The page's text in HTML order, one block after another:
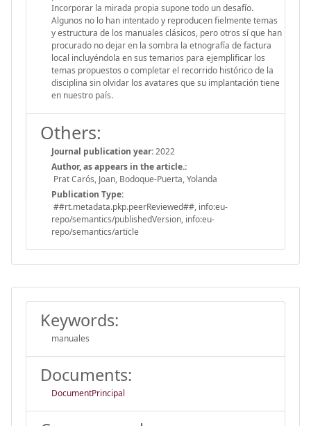
Incorporar la mirada propia supone todo un desafío.
Algunos no lo han intentado y reproducen fielmente temas
y estructura de los manuales clásicos, pero otros sí que han
procurado no dejar en la sombra la etnografía de factura
local incluyéndola en sus temarios para ejemplificar los
temas propuestos o completar el recorrido histórico de la
disciplina sin olvidar los avatares que su implantación tiene
en nuestro país.
Others:
Journal publication year:2022
Author, as appears in the article.:
Prat Carós, Joan, Bodoque-Puerta, Yolanda
Publication Type:
##rt.metadata.pkp.peerReviewed##, info:eu-
repo/semantics/publishedVersion, info:eu-
repo/semantics/article
Keywords:
manuales
Documents:
DocumentPrincipal